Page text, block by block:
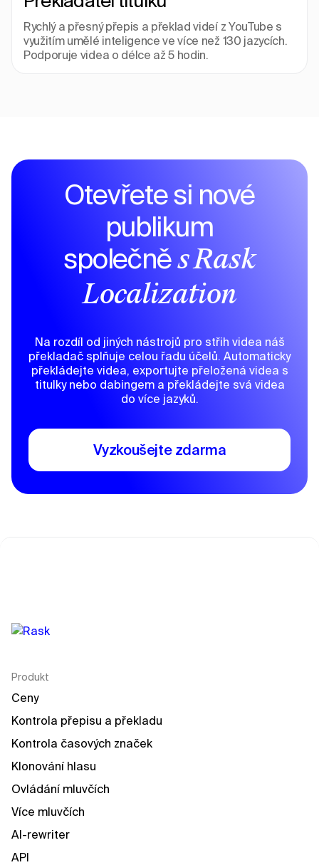
Rychlý a přesný přepis a překlad videí z YouTube s
využitím umělé inteligence ve více než 130 jazycích.
Podporuje videa o délce až 5 hodin.
Otevřete si nové
publikum
společně s Rask
Localization
Na rozdíl od jiných nástrojů pro střih videa náš
překladač splňuje celou řadu účelů. Automaticky
překládejte videa, exportujte přeložená videa s
titulky nebo dabingem a překládejte svá videa
do více jazyků.
Vyzkoušejte zdarma
Produkt
Ceny
Kontrola přepisu a překladu
Kontrola časových značek
Klonování hlasu
Ovládání mluvčích
Více mluvčích
AI-rewriter
API